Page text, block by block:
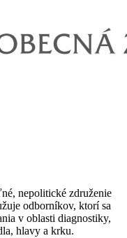
nepolitické združenie
odborníkov, ktorí sa
v oblasti diagnostiky,
hlavy a krku.